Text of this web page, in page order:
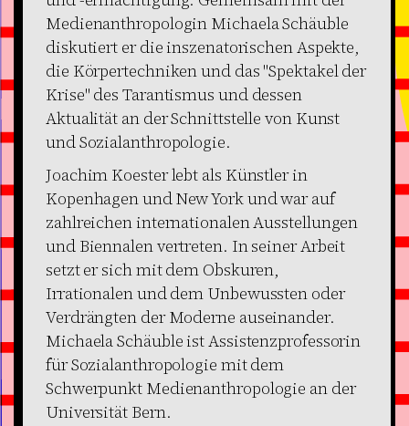
Medienanthropologin Michaela Schäuble
diskutiert er die inszenatorischen Aspekte,
die Körpertechniken und das "Spektakel der
Krise" des Tarantismus und dessen
Aktualität an der Schnittstelle von Kunst
und Sozialanthropologie.
Joachim Koester lebt als Künstler in
Kopenhagen und New York und war auf
zahlreichen internationalen Ausstellungen
und Biennalen vertreten. In seiner Arbeit
setzt er sich mit dem Obskuren,
Irrationalen und dem Unbewussten oder
Verdrängten der Moderne auseinander.
Michaela Schäuble ist Assistenzprofessorin
für Sozialanthropologie mit dem
Schwerpunkt Medienanthropologie an der
Universität Bern.